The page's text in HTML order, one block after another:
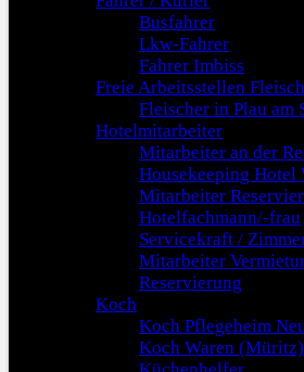
Busfahrer
Lkw-Fahrer
Fahrer Imbiss
Freie Arbeitsstellen
Fleischer in Plau am
Hotelmitarbeiter
Mitarbeiter an der
Housekeeping Hotel
Mitarbeiter
Hotelfachmann/-frau
Servicekraft /
Mitarbeiter
Reservierung
Koch
Koch Pflegeheim
Koch Waren (Müritz)